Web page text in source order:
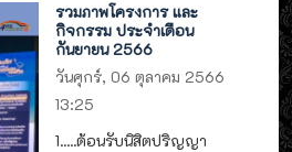
รวมภาพโครงการ และ
กิจกรรม ประจำเดือน
กันยายน 2566
วันศุกร์, 06 ตุลาคม 2566
13:25
1.....ต้อนรับนิสิตปริญญา